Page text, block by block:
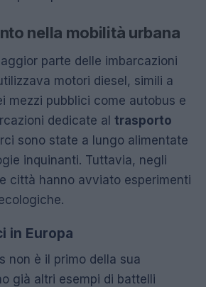
nella mobilità urbana
parte delle imbarcazioni
motori diesel, simili a
mezzi pubblici come autobus e
dedicate al trasporto
sono state a lungo alimentate
inquinanti. Tuttavia, negli
città hanno avviato esperimenti
in Europa
non è il primo della sua
già altri esempi di battelli